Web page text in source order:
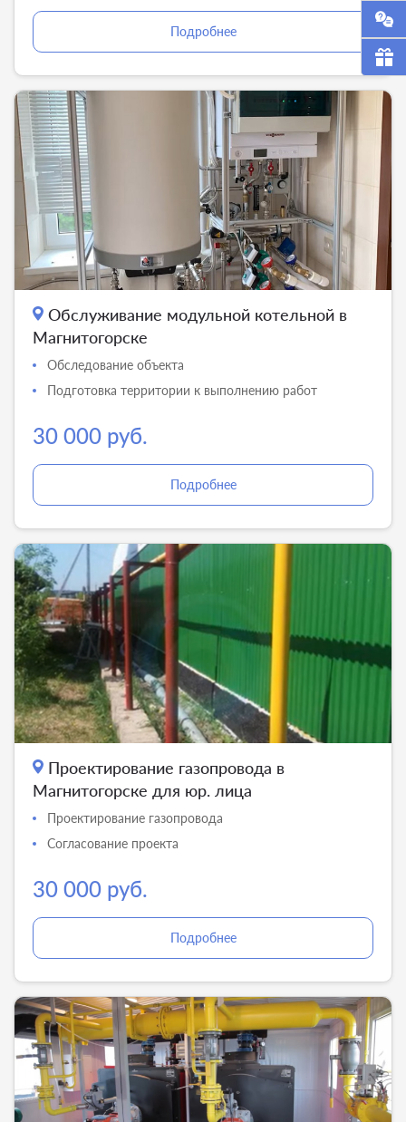
Подробнее
Обслуживание модульной котельной в
Магнитогорске
Обследование объекта
Подготовка территории к выполнению работ
30 000 руб.
Подробнее
Проектирование газопровода в
Магнитогорске для юр. лица
Проектирование газопровода
Согласование проекта
30 000 руб.
Подробнее